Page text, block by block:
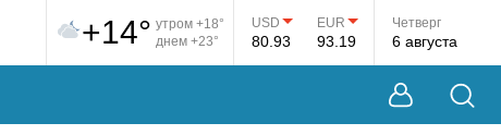
+14° утром +18°
днем +23°
USD
80.93
EUR
93.19
Четверг
6 августа